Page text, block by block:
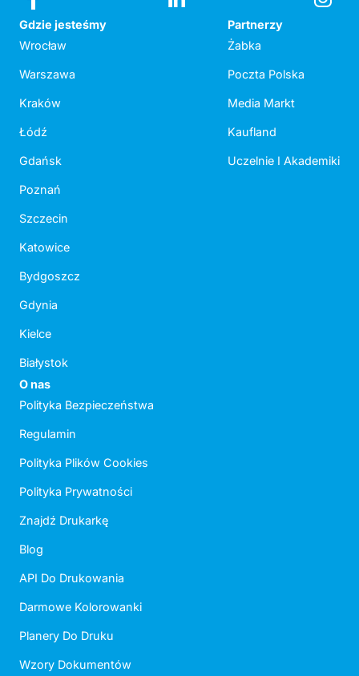
Gdzie jesteśmy
Wrocław
Warszawa
Kraków
Łódź
Gdańsk
Poznań
Szczecin
Katowice
Bydgoszcz
Gdynia
Kielce
Białystok
Partnerzy
Żabka
Poczta Polska
Media Markt
Kaufland
Uczelnie I Akademiki
O nas
Polityka Bezpieczeństwa
Regulamin
Polityka Plików Cookies
Polityka Prywatności
Znajdź Drukarkę
Blog
API Do Drukowania
Darmowe Kolorowanki
Planery Do Druku
Wzory Dokumentów